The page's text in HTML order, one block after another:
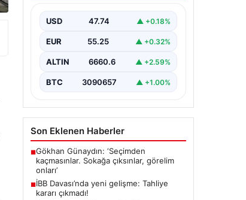
USD 47.74 ▲ +0.18%
EUR 55.25 ▲ +0.32%
ALTIN 6660.6 ▲ +2.59%
BTC 3090657 ▲ +1.00%
Son Eklenen Haberler
■Gökhan Günaydın: ‘Seçimden
kaçmasınlar. Sokağa çıksınlar, görelim
onları’
■İBB Davası’nda yeni gelişme: Tahliye
kararı çıkmadı!